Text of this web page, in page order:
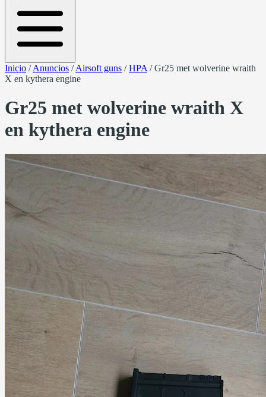
Inicio /Anuncios /Airsoft guns /HPA /Gr25 met wolverine wraith
X en kythera engine
Gr25 met wolverine wraith X
en kythera engine